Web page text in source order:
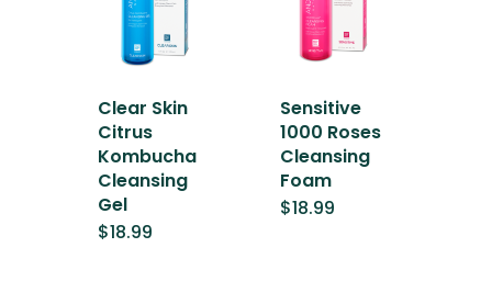
Clear Skin
Citrus
Kombucha
Cleansing
Gel
$18.99
Sensitive
1000 Roses
Cleansing
Foam
$18.99